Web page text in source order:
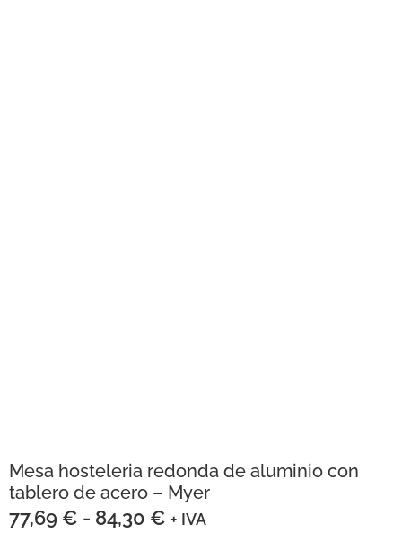
Mesa hosteleria redonda de aluminio con
tablero de acero – Myer
77,69 € - 84,30 € + IVA